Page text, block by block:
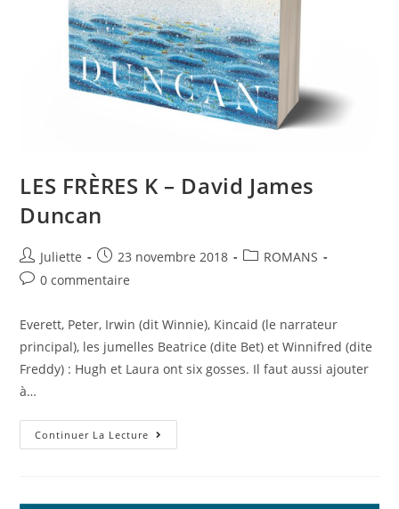
LES FRÈRES K – David James
Duncan
Juliette 23 novembre 2018
ROMANS
0 commentaire
Everett, Peter, Irwin (dit Winnie), Kincaid (le narrateur
principal), les jumelles Beatrice (dite Bet) et Winnifred (dite
Freddy) : Hugh et Laura ont six gosses. Il faut aussi ajouter
à…
Continuer La Lecture